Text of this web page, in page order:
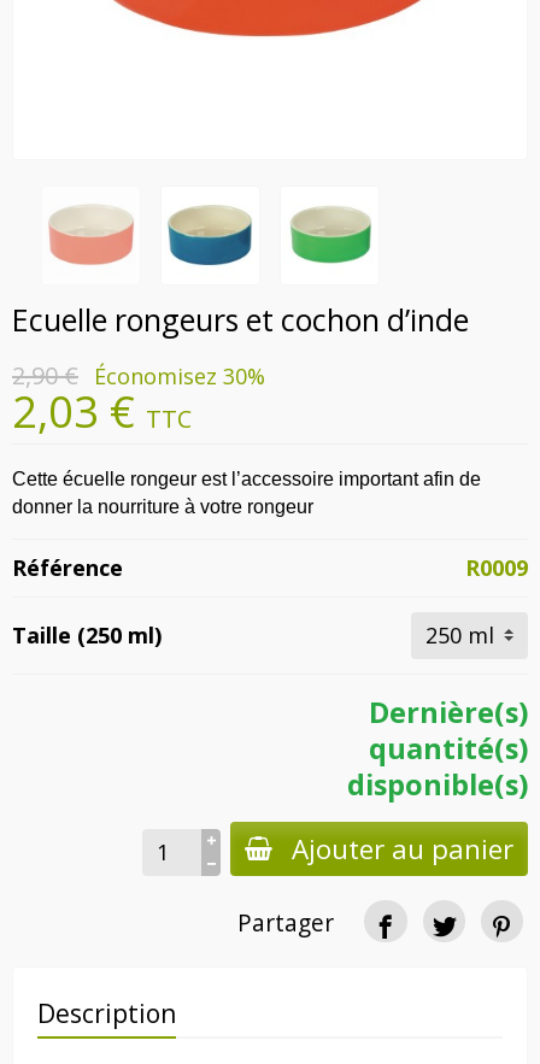
Ecuelle rongeurs et cochon d’inde
2,90 € Économisez 30%
2,03 € TTC
Cette écuelle rongeur est l’accessoire important afin de
donner la nourriture à votre rongeur
Référence R0009
Taille (250 ml)
Dernière(s)
quantité(s)
disponible(s)
Ajouter au panier
Partager
Description